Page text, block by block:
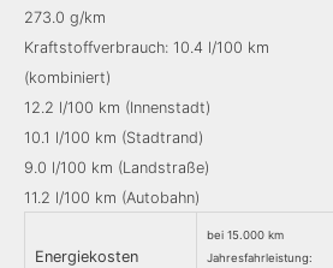
273.0 g/km
Kraftstoffverbrauch: 10.4 l/100 km
(kombiniert)
12.2 l/100 km (Innenstadt)
10.1 l/100 km (Stadtrand)
9.0 l/100 km (Landstraße)
11.2 l/100 km (Autobahn)
Energiekosten
bei 15.000 km
Jahresfahrleistung: